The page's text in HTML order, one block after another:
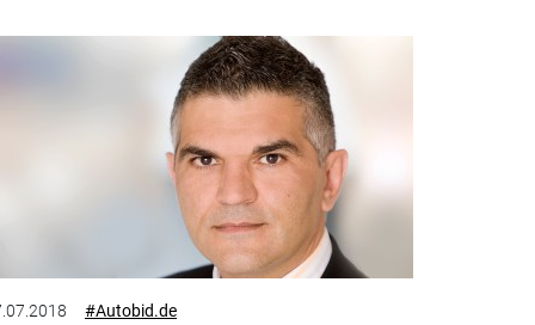
#Autobid.de